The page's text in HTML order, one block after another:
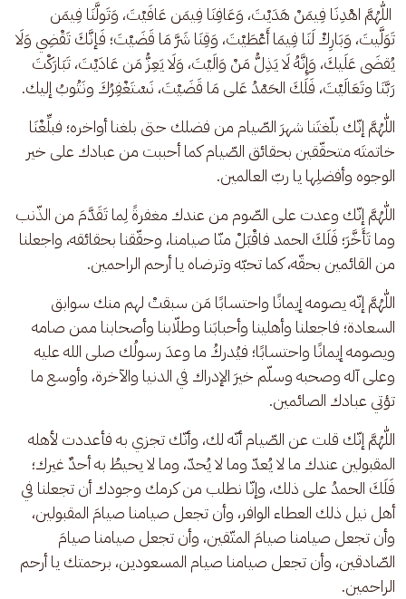
اللّٰهُمَّ اهْدِنَا فِيمَنْ هَدَيْتَ، وَعَافِنَا فِيمَن عَافَيْتَ، وَتَولَّنَا فِيمَن
تَوَلَّيتَ، وَبَارِكْ لَنَا فِيمَا أَعْطَيْتَ، وَقِنَا شَرَّ مَا قَضَيْتَ؛ فَإنَّكَ تَقْضِي وَلَا
يُقضَى عَلَيكَ، وَإِنَّهُ لَا يَذِلُّ مَنْ وَالَيْتَ، وَلَا يَعِزُّ مَن عَادَيْتَ، تَبَارَكْتَ
رَبَّنَا وتَعَالَيْتَ، فَلَكَ الحَمْدُ عَلى مَا قَضَيْتَ، نَسْتَغْفِرُكَ ونَتُوبُ إليك.
اللّٰهُمَّ إنّك بلّغتَنا شهرَ الصّيام من فضلك حتى بلغنا أواخره؛ فبلِّغْنَا
خاتمتَه متحقّقين بحقائق الصّيام كما أحببت من عبادك على خير
الوجوه وأفضلِها يا ربّ العالمين.
اللّٰهُمَّ إنّك وعدت على الصّوم من عندك مغفرةً لِما تَقَدَّمَ من الذّنب
وما تَأَخَّرَ؛ فَلَكَ الحمد فاقْبَلْ منّا صيامنا، وحقّقنا بحقائقه، واجعلنا
من القائمين بحقّه، كما تحبّه وترضاه يا أرحم الراحمين.
اللّٰهُمَّ إنّه يصومه إيمانًا واحتسابًا مَن سبقتْ لهم منك سوابق
السعادة؛ فاجعلنا وأهلينا وأحبابَنا وطلّابنا وأصحابنا ممن صامه
ويصومه إيمانًا واحتسابًا؛ فيُدركُ ما وعدَ رسولُك صلى الله عليه
وعلى آله وصحبه وسلّم خيرَ الإدراك في الدنيا والآخرة، وأوسع ما
تؤتي عبادك الصائمين.
اللّٰهُمَّ إنّك قلت عن الصّيام أنّه لك، وأنّك تجزي به فأعددت لأهله
المقبولين عندك ما لا يُعدّ وما لا يُحدّ، وما لا يحيطُ به أحدٌ غيرك؛
فَلَكَ الحمدُ على ذلك، وإنّا نطلب من كرمك وجودك أن تجعلنا في
أهل نيل ذلك العطاء الوافر، وأن تجعل صيامنا صيامَ المقبولين،
وأن تجعل صيامنا صيامَ المتّقين، وأن تجعل صيامنا صيامَ
الصّادقين، وأن تجعل صيامنا صيام المسعودين، برحمتك يا أرحم
الراحمين.